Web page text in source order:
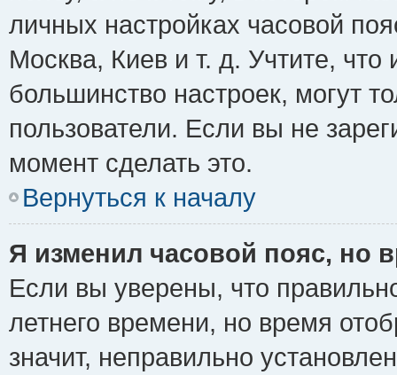
личных настройках часовой
Москва, Киев и т. д. Учтите, что
большинство настроек, могут
пользователи. Если вы не
момент сделать это.
Вернуться к началу
Я изменил часовой пояс, но
Если вы уверены, что
летнего времени, но время
значит, неправильно